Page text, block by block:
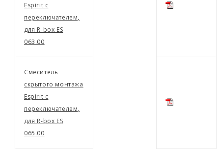
Espirit с
переключателем,
для R-box ES
063.00
Смеситель
скрытого монтажа
Espirit с
переключателем,
для R-box ES
065.00